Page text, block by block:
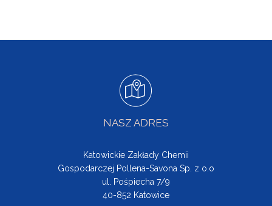
NASZ ADRES
Katowickie Zakłady Chemii
Gospodarczej Pollena-Savona Sp. z o.o
ul. Pośpiecha 7/9
40-852 Katowice